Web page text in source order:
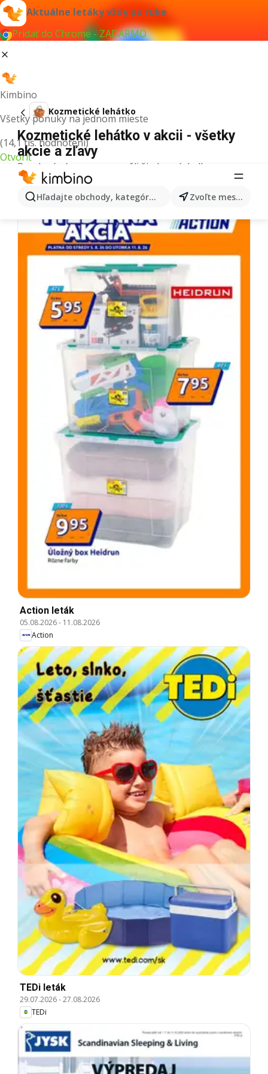
Aktuálne letáky vždy po ruke
Pridať do Chrome - ZADARMO
Kimbino
Všetky ponuky na jednom mieste
(14,1 tis. hodnotení)
Otvoriť
Hľadajte obchody, kategórie, produkty... Zvoľte mesto
Kozmetické lehátko
Kozmetické lehátko v akcii - všetky
akcie a zľavy
Pre daný výraz sme nenašli žiadne výsledky.
Ďalšie letáky z kategórie
Action leták
05.08.2026- 11.08.2026
Action
TEDi leták
29.07.2026-27.08.2026
TEDi